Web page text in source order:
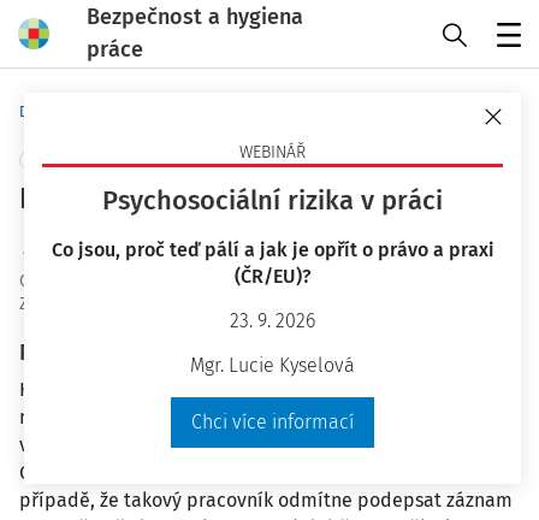
Bezpečnost a hygiena
práce
WEBINÁŘ
Psychosociální rizika v práci
Co jsou, proč teď pálí a jak je opřít o právo a praxi
(ČR/EU)?
23. 9. 2026
Mgr. Lucie Kyselová
Chci více informací
Domů
+ PŘIDAT VLASTNÍ
Kontrola používání OOPP
Ing. Jiří Vala Ph.D.
OaO ID
Zodpovězeno
Plné znění otázky
Když je zaměstnanec při provádění kontroly přistižen, že
nepoužívá předepsané OOPP, je nutné mít od něj podpis
v záznamovém dokumentu o prováděné kontrole, že
OOPP nepoužíval? A pokud ano, jak postupovat v
případě, že takový pracovník odmítne podepsat záznam